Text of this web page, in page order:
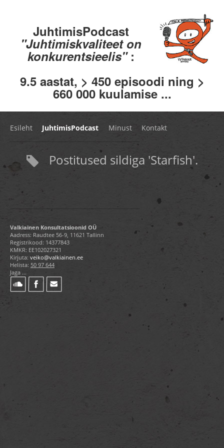
JuhtimisPodcast
"Juhtimiskvaliteet on
konkurentsieelis" :
9.5 aastat, > 450 episoodi ning >
660 000 kuulamise ...
Esileht JuhtimisPodcast Minust Kontakt
Postitused sildiga 'Starfish'.
Valkiainen Konsultatsioonid OÜ
Aadress: Raudtee 56-9, 11621 Tallinn
Registrikood: 14377843
KMKR: EE102027321
Kirjuta: veiko@valkiainen.ee
Helista: 50 97 644
Jaga ...